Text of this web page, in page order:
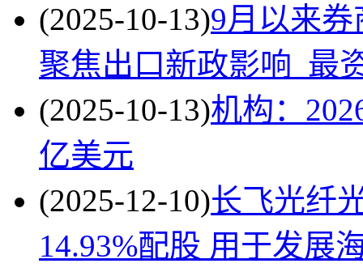
(2025-10-13)9月以来
聚焦出口新政影响_最
(2025-10-13)机构：
亿美元
(2025-12-10)长飞光纤
14.93%配股 用于发展